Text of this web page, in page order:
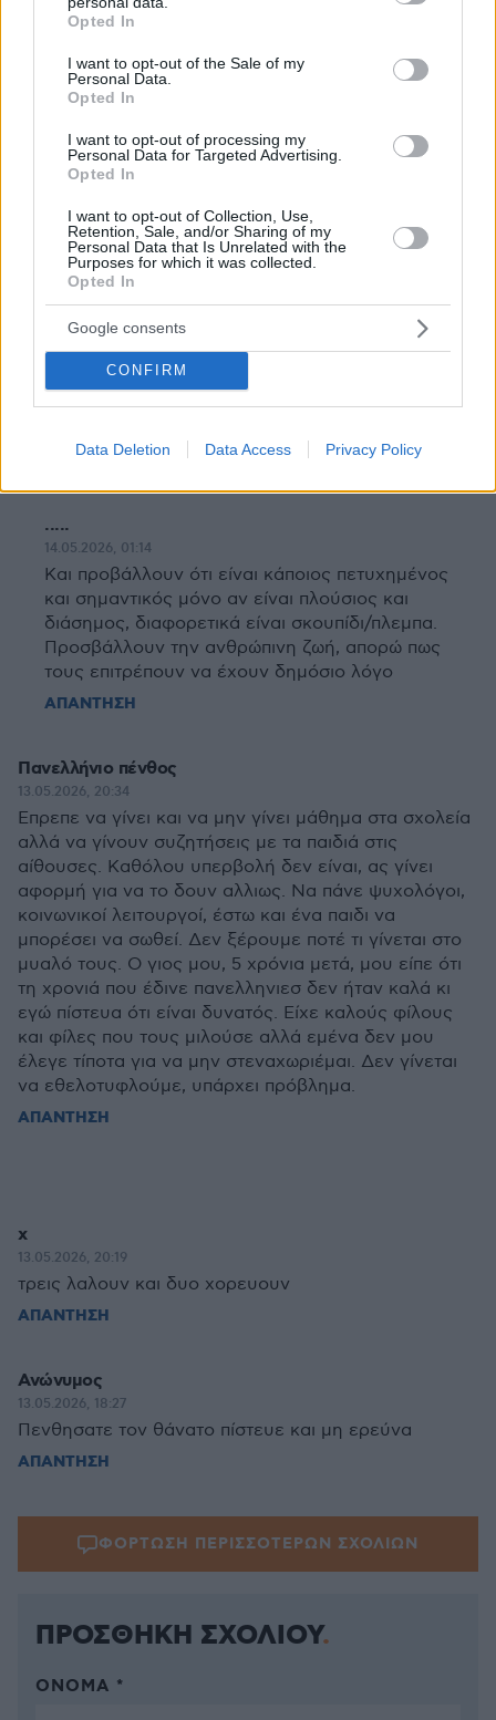
grant or deny consent to Google and its third-party tags to
use your data for below specified purposes in below Google
consent section.
Opted In
I want to opt-out of the Sale of my
Personal Data.
Opted In
I want to opt-out of processing my
Personal Data for Targeted Advertising.
Opted In
I want to opt-out of Collection, Use,
Retention, Sale, and/or Sharing of my
Personal Data that Is Unrelated with the
Purposes for which it was collected.
Opted In
Google consents
CONFIRM
Data Deletion Data Access Privacy Policy
Ανδρέας
13.05.2026, 21:02
Αυτό για τριήμερο πένθος, ειλικρινά δεν μπορώ να το
καταλάβω.
ΑΠΑΝΤΗΣΗ
13.05.2026, 20:55
Η ευθύνη των βοθροκάναλων και των φυλλάδων στη
δημιουργία ενός κλίματος μιζέριας αποκλειστικά για
κομματικά οφέλη και για τηλεθέαση είναι τεράστια.
Εχουν οδηγήσει τους περισσότερους πολίτες στη
κατάθληψη με αποτελέσματα σαν αυτό. Δεν είναι
τυχαίο ότι η αίσθηση της φτώχιας στην Ελλάδα είναι
65% όταν στην υπόλοιπη Ευρώπη είναι γύρω στο 20%
Βουλγαρία , Ρουμανία Σλοβακία κλπ.
.....
14.05.2026, 01:14
Και προβάλλουν ότι είναι κάποιος πετυχημένος
και σημαντικός μόνο αν είναι πλούσιος και
διάσημος, διαφορετικά είναι σκουπίδι/πλεμπα.
Προσβάλλουν την ανθρώπινη ζωή, απορώ πως
τους επιτρέπουν να έχουν δημόσιο λόγο
ΑΠΑΝΤΗΣΗ
Πανελλήνιο πένθος
13.05.2026, 20:34
Επρεπε να γίνει και να μην γίνει μάθημα στα σχολεία
αλλά να γίνουν συζητήσεις με τα παιδιά στις
αίθουσες. Καθόλου υπερβολή δεν είναι, ας γίνει
αφορμή για να το δουν αλλιως. Να πάνε ψυχολόγοι,
κοινωνικοί λειτουργοί, έστω και ένα παιδι να
μπορέσει να σωθεί. Δεν ξέρουμε ποτέ τι γίνεται στο
μυαλό τους. Ο γιος μου, 5 χρόνια μετά, μου είπε ότι
τη χρονιά που έδινε πανελληνιεσ δεν ήταν καλά κι
εγώ πίστευα ότι είναι δυνατός. Είχε καλούς φίλους
και φίλες που τους μιλούσε αλλά εμένα δεν μου
έλεγε τίποτα για να μην στεναχωριέμαι. Δεν γίνεται
να εθελοτυφλούμε, υπάρχει πρόβλημα.
ΑΠΑΝΤΗΣΗ
x
13.05.2026, 20:19
τρεις λαλουν και δυο χορευουν
ΑΠΑΝΤΗΣΗ
Ανώνυμος
13.05.2026, 18:27
Πενθησατε τον θάνατο πίστευε και μη ερεύνα
ΑΠΑΝΤΗΣΗ
ΦΟΡΤΩΣΗ ΠΕΡΙΣΣΟΤΕΡΩΝ ΣΧΟΛΙΩΝ
ΠΡΟΣΘΗΚΗ ΣΧΟΛΙΟΥ
ΌΝΟΜΑ *